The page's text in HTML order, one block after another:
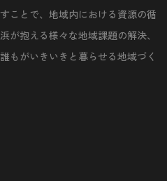
ことで、地域内における資源の循
が抱える様々な地域課題の解決、
もがいきいきと暮らせる地域づく